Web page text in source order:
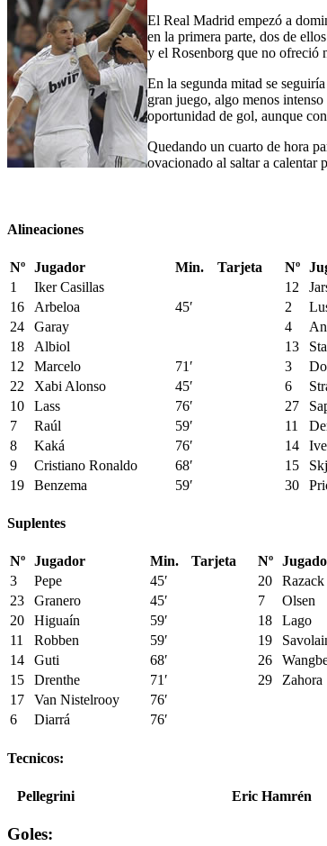
El Real Madrid empezó a
en la primera parte, dos de
y el Rosenborg que no ofreció
En la segunda mitad se
gran juego, algo menos
oportunidad de gol, aunque
Quedando un cuarto de hora
ovacionado al saltar a calentar
Alineaciones
Nº Jugador Min. Tarjeta Nº
1
Iker Casillas 12
16
Arbeloa 45′ 2
24
Garay 4
18
Albiol 13
12
Marcelo 71′ 3
22
Xabi Alonso 45′ 6
10
Lass 76′ 27
7
Raúl 59′ 11
8
Kaká 76′ 14
9
Cristiano Ronaldo 68′ 15
19
Benzema 59′ 30
Suplentes
Nº Jugador Min. Tarjeta Nº
3
Pepe 45′ 20
23
Granero 45′ 7 Olsen
20
Higuaín 59′ 18 Lago
11
Robben 59′ 19
14
Guti 68′ 26
15
Drenthe 71′ 29 Zahora
17
Van Nistelrooy
76′
6
Diarrá 76′
Tecnicos:
Pellegrini Eric Hamrén
Goles: